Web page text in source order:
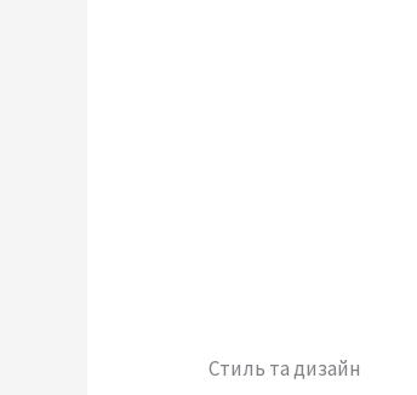
Стиль та дизайн